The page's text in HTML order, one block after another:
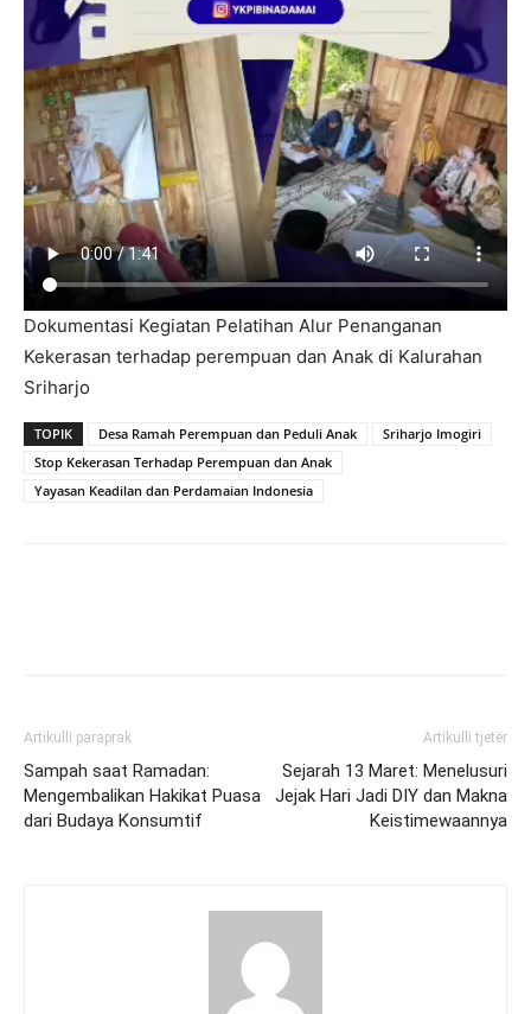
Dokumentasi Kegiatan Pelatihan Alur Penanganan
Kekerasan terhadap perempuan dan Anak di Kalurahan
Sriharjo
TOPIK Desa Ramah Perempuan dan Peduli Anak
Sriharjo Imogiri
Stop Kekerasan Terhadap Perempuan dan Anak
Yayasan Keadilan dan Perdamaian Indonesia
Artikulli paraprak
Sampah saat Ramadan:
Mengembalikan Hakikat Puasa
dari Budaya Konsumtif
Artikulli tjetër
Sejarah 13 Maret: Menelusuri
Jejak Hari Jadi DIY dan Makna
Keistimewaannya